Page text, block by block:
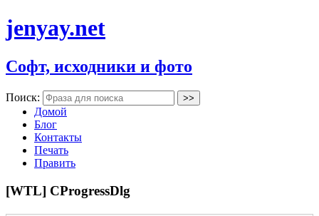
jenyay.net
Софт, исходники и фото
Поиск:
Домой
Блог
Контакты
Печать
Править
[WTL] CProgressDlg